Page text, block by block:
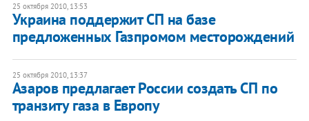
25 октября 2010, 13:53
Украина поддержит СП на базе
предложенных Газпромом месторождений
25 октября 2010, 13:37
Азаров предлагает России создать СП по
транзиту газа в Европу